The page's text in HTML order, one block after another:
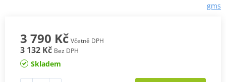
gms
3 790 Kč Včetně DPH
3 132 Kč Bez DPH
Skladem